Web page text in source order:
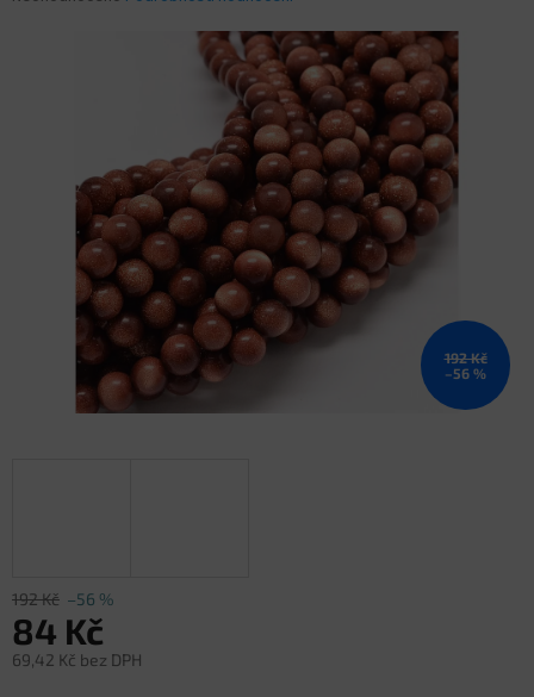
192 Kč
–56 %
192 Kč –56 %
84 Kč
69,42 Kč bez DPH